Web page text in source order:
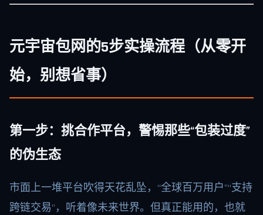
元宇宙包网的5步实操流程（从零开
始，别想省事）
第一步：挑合作平台，警惕那些“包装过度”
的伪生态
市面上一堆平台吹得天花乱坠，“全球百万用户”“支持
跨链交易”，听着像未来世界。但真正能用的，也就